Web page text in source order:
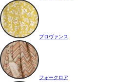
プロヴァンス
フォークロア